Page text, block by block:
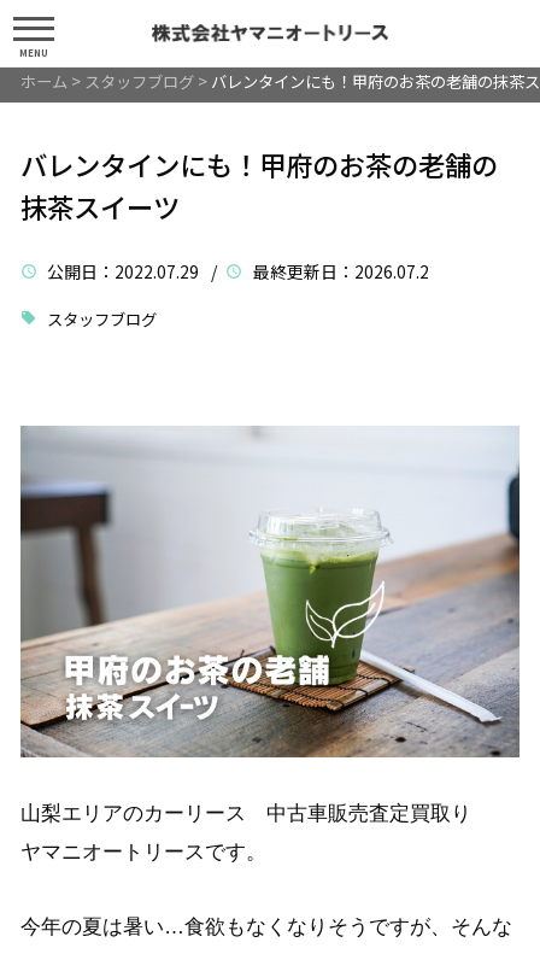
MENU
ホーム > スタッフブログ> バレンタインにも！甲府のお茶の老舗の抹茶
バレンタインにも！甲府のお茶の老舗の
抹茶スイーツ
公開日 ：2022.07.29 / 最終更新日 ：2026.07.2
スタッフブログ
山梨エリアのカーリース 中古車販売査定買取り
ヤマニオートリースです。
今年の夏は暑い…食欲もなくなりそうですが、そんな